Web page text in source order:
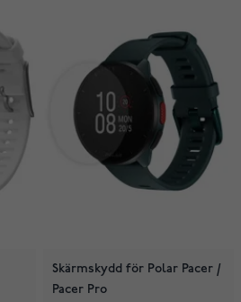
Skärmskydd för Polar Pacer /
Pacer Pro